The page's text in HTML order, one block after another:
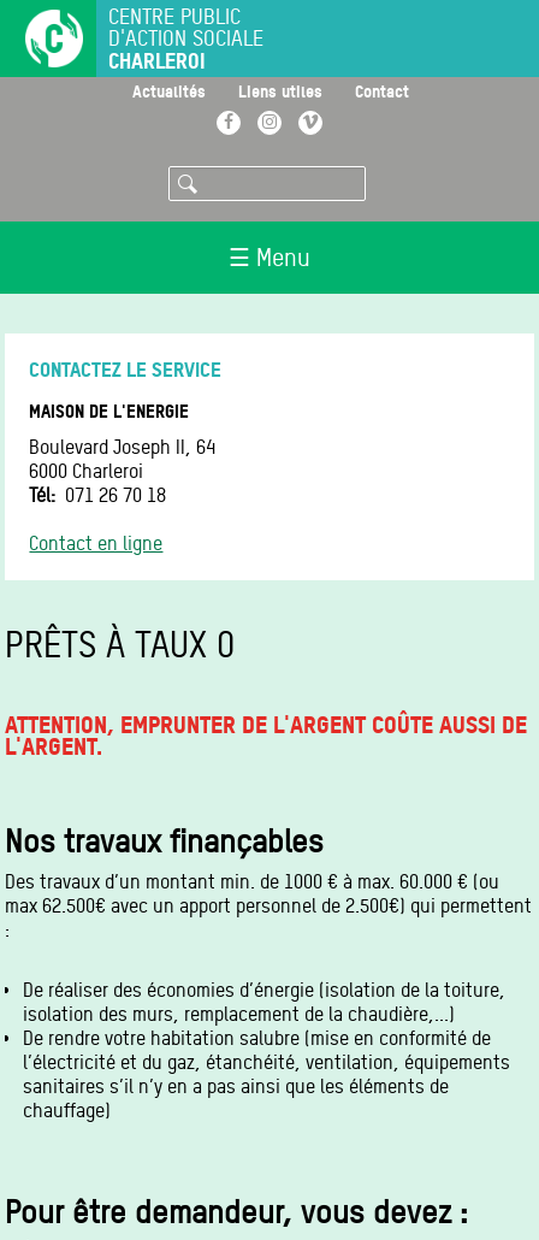
principal
CENTRE PUBLIC
D'ACTION SOCIALE
CHARLEROI
Actualités Liens utiles Contact
FacebookInstagramVimeo
Rechercher
☰ Menu
CONTACTEZ LE SERVICE
MAISON DE L'ENERGIE
Boulevard Joseph II, 64
6000 Charleroi
Tél
071 26 70 18
Contact en ligne
PRÊTS À TAUX 0
ATTENTION, EMPRUNTER DE L'ARGENT COÛTE AUSSI DE
L'ARGENT.
Nos travaux finançables
Des travaux d’un montant min. de 1000 € à max. 60.000 € (ou
max 62.500€ avec un apport personnel de 2.500€) qui permettent
:
De réaliser des économies d’énergie (isolation de la toiture,
isolation des murs, remplacement de la chaudière,...)
De rendre votre habitation salubre (mise en conformité de
l’électricité et du gaz, étanchéité, ventilation, équipements
sanitaires s’il n’y en a pas ainsi que les éléments de
chauffage)
Pour être demandeur, vous devez :